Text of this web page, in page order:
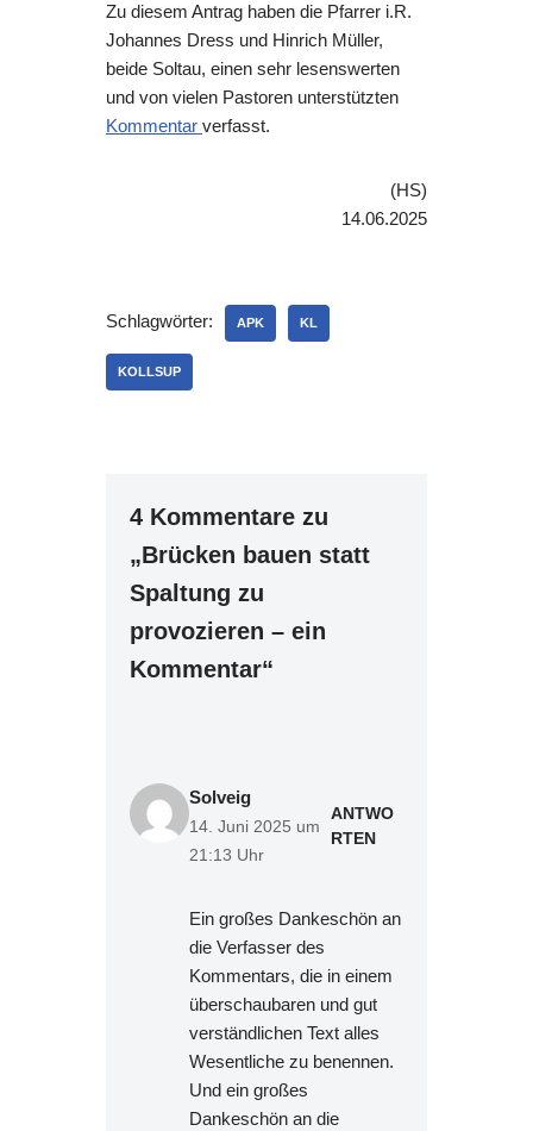
Zu diesem Antrag haben die Pfarrer i.R.
Johannes Dress und Hinrich Müller,
beide Soltau, einen sehr lesenswerten
und von vielen Pastoren unterstützten
Kommentar verfasst.
(HS)
14.06.2025
Schlagwörter: APK KL
KOLLSUP
4 Kommentare zu
„Brücken bauen statt
Spaltung zu
provozieren – ein
Kommentar“
Solveig
14. Juni 2025 um
21:13 Uhr
ANTWO
RTEN
Ein großes Dankeschön an
die Verfasser des
Kommentars, die in einem
überschaubaren und gut
verständlichen Text alles
Wesentliche zu benennen.
Und ein großes
Dankeschön an die